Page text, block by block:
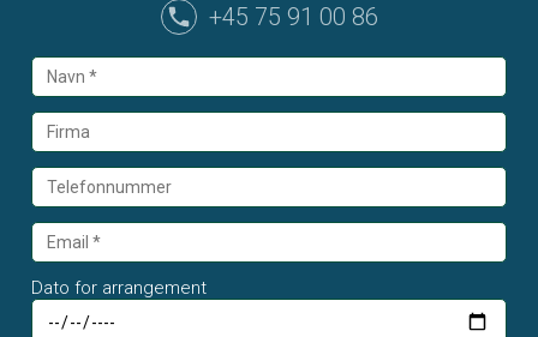
+45 75 91 00 86
Dato for arrangement